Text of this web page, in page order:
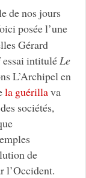
de nos jours
posée l’une
Gérard
essai intitulé Le
L’Archipel en
la guérillava
sociétés,
de
l’Occident.